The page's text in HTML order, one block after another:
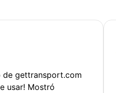
de gettransport.com
usar! Mostró